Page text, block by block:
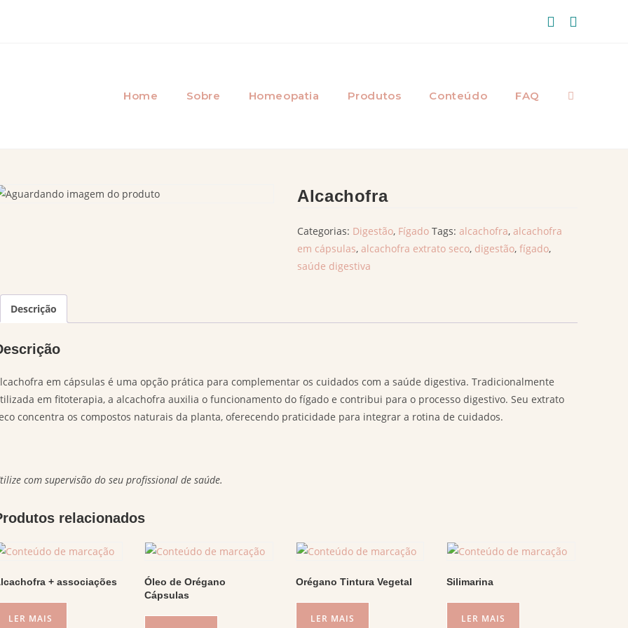
Home Sobre Homeopatia Produtos Conteúdo FAQ
Alcachofra
Categorias: Digestão, Fígado Tags:alcachofra,alcachofra
em cápsulas,alcachofra extrato seco, digestão,fígado,
saúde digestiva
Descrição
em cápsulas é uma opção prática para complementar os cuidados com a saúde digestiva. Tradicionalmente
em fitoterapia, a alcachofra auxilia o funcionamento do fígado e contribui para o processo digestivo. Seu extrato
concentra os compostos naturais da planta, oferecendo praticidade para integrar a rotina de cuidados.
com supervisão do seu profissional de saúde.
relacionados
+ associações
LER MAIS
Óleo de Orégano
Cápsulas
Orégano Tintura Vegetal
LER MAIS
Silimarina
LER MAIS